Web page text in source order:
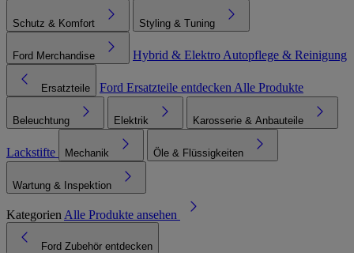
Schutz & Komfort Styling & Tuning
Ford Merchandise Hybrid & Elektro Autopflege & Reinigung
Ersatzteile Ford Ersatzteile entdecken Alle Produkte
Beleuchtung Elektrik Karosserie & Anbauteile
Lackstifte Mechanik Öle & Flüssigkeiten
Wartung & Inspektion
Kategorien Alle Produkte ansehen
Ford Zubehör entdecken